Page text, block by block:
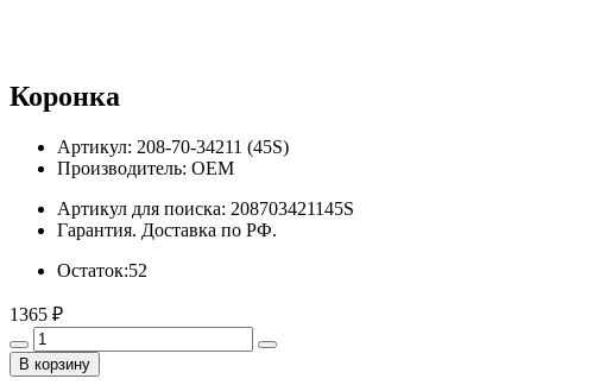
Коронка
Артикул: 208-70-34211 (45S)
Производитель: OEM
Артикул для поиска: 208703421145S
Гарантия. Доставка по РФ.
Остаток:52
1365 ₽
В корзину